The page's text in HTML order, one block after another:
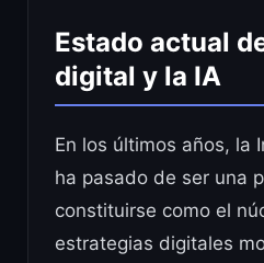
Estado actual
digital y la IA
En los últimos años, la
ha pasado de ser una
constituirse como el
estrategias digitales